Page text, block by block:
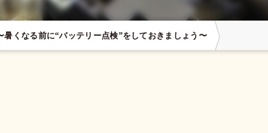
暑くなる前に“バッテリー点検”をしておきましょう〜